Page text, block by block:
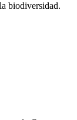
biodiversidad.